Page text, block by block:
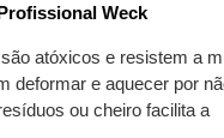
Weck
atóxicos e resistem a
deformar e aquecer por
ou cheiro facilita a